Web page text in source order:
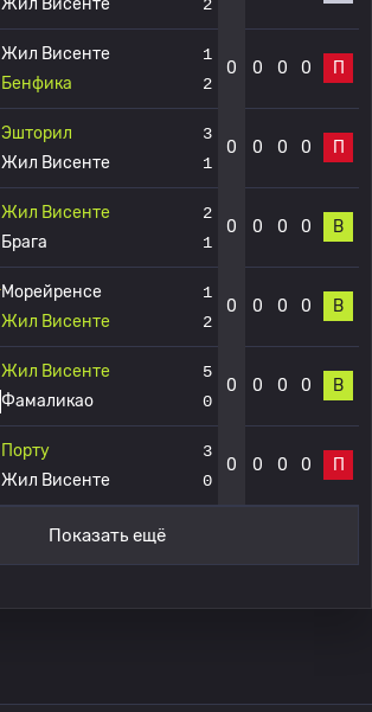
Жил Висенте
Жил Висенте
Бенфика
1
2
0 0 0 0 П
Эшторил
Жил Висенте
3
1
0 0 0 0 П
Жил Висенте
Брага
2
1
0 0 0 0 В
Морейренсе
Жил Висенте
1
2
0 0 0 0 В
Жил Висенте
Фамаликао
5
0
0 0 0 0 В
Порту
Жил Висенте
3
0
0 0 0 0 П
Показать ещё